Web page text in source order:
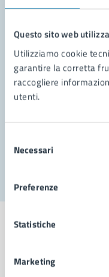
Questo sito web
Utilizziamo cookie
garantire la corretta
raccogliere
utenti.
delNecessari
Preferenze
Statistiche
Marketing
Richiedi
Segnala
Comune di